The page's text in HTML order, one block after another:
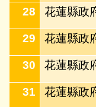
28 花蓮縣政
29 花蓮縣政
30 花蓮縣政
31 花蓮縣政